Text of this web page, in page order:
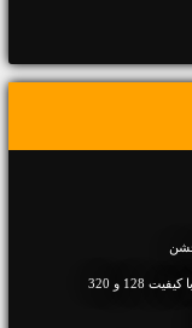
و 320